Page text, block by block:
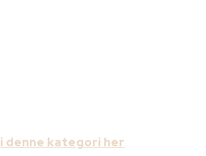
denne kategori her